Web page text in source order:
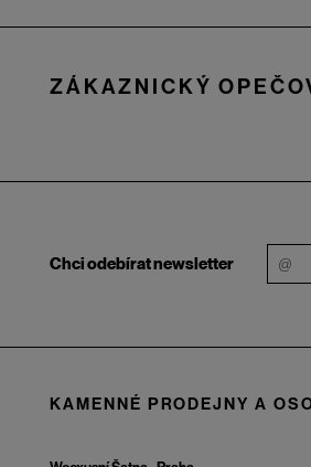
ZÁKAZNICKÝ
Chci odebírat newsletter
KAMENNÉ PRODEJNY A